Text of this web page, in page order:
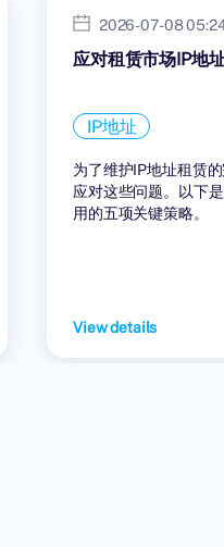
2026-07-08
应对租赁市场IP地
IP地址
为了维护IP地址租赁
应对这些问题。以下
用的五项关键策略。
View details